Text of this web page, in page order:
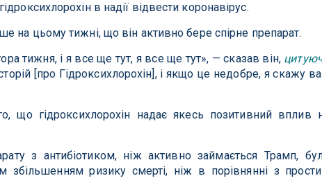
в надії відвести коронавірус.
на цьому тижні, що він активно бере спірне препарат.
тижня, і я все ще тут, я все ще тут», — сказав він,
[про Гідроксихлорохін], і якщо це недобре, я скажу
що гідроксихлорохін надає якесь позитивний вплив
з антибіотиком, ніж активно займається Трамп,
ризику смерті, ніж в порівнянні з